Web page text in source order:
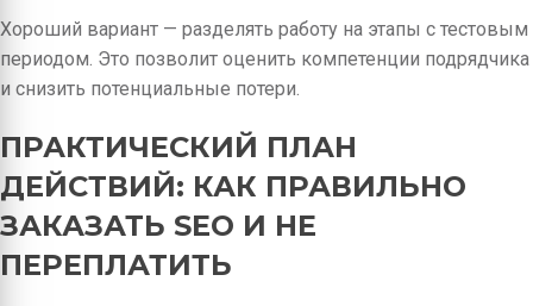
Хороший вариант — разделять работу на этапы с тестовым
периодом. Это позволит оценить компетенции подрядчика
и снизить потенциальные потери.
ПРАКТИЧЕСКИЙ ПЛАН
ДЕЙСТВИЙ: КАК ПРАВИЛЬНО
ЗАКАЗАТЬ SEO И НЕ
ПЕРЕПЛАТИТЬ